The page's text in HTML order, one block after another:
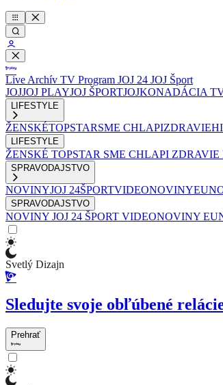
Live Archív TV Program JOJ 24 JOJ Šport
JOJJOJ PLAYJOJ ŠPORTJOJKONADÁCIA
LIFESTYLE
ŽENSKÉTOPSTARSME CHLAPIZDRAVIE
LIFESTYLE
ŽENSKÉ TOPSTAR SME CHLAPI ZDRAVIE
SPRAVODAJSTVO
NOVINYJOJ 24ŠPORTVIDEONOVINY
SPRAVODAJSTVO
NOVINY JOJ 24 ŠPORT VIDEONOVINY
Svetlý Dizajn
Sledujte svoje obľúbené
Prehrať